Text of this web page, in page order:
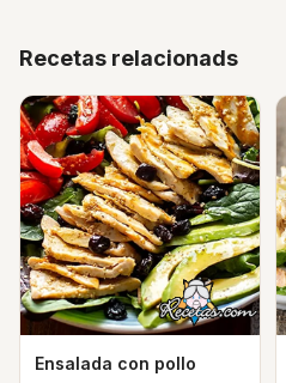
Recetas relacionads
Ensalada con pollo